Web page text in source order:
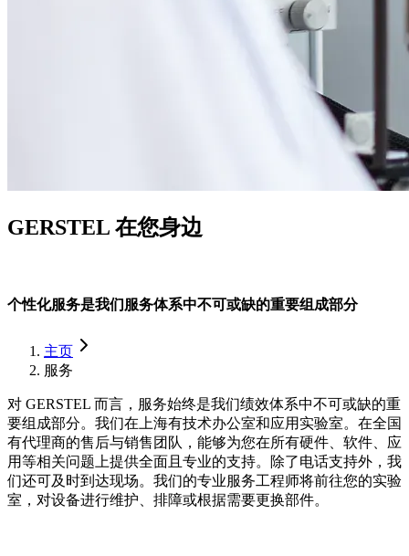
GERSTEL 在您身边
个性化服务是我们服务体系中不可或缺的重要组成部分
主页
服务
对 GERSTEL 而言，服务始终是我们绩效体系中不可或缺的重
要组成部分。我们在上海有技术办公室和应用实验室。在全国
有代理商的售后与销售团队，能够为您在所有硬件、软件、应
用等相关问题上提供全面且专业的支持。除了电话支持外，我
们还可及时到达现场。我们的专业服务工程师将前往您的实验
室，对设备进行维护、排障或根据需要更换部件。